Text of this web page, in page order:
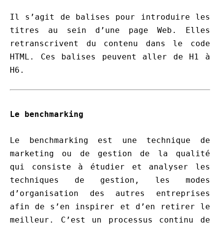
Il s’agit de balises pour introduire les
titres au sein d’une page Web. Elles
retranscrivent du contenu dans le code
HTML. Ces balises peuvent aller de H1 à
H6.
Le benchmarking
Le benchmarking est une technique de
marketing ou de gestion de la qualité
qui consiste à étudier et analyser les
techniques de gestion, les modes
d’organisation des autres entreprises
afin de s’en inspirer et d’en retirer le
meilleur. C’est un processus continu de